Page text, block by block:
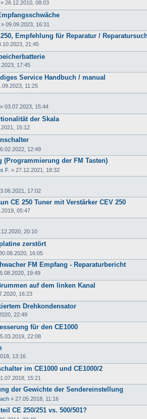
» 26.12.2010, 08:03
» 09.09.2023, 16:31
Empfehlung für Reparatur /
21:45
17:45
Service Handbuch / manual
11:25
» 03.07.2023, 15:44
der Skala
15:12
12:49
(Programmierung der FM Tasten)
F. » 27.12.2021, 18:32
17:02
CE 250 Tuner mit Verstärker CEV 250
05:47
20:10
zerstört
16:05
FM Empfang - Reparaturbericht
19:49
auf dem linken Kanal
16:23
Drehkondensator
22:49
für den CE1000
22:08
13:16
im CE1000 und CE1000/2
15:21
der Gewichte der Sendereinstellung
» 27.05.2018, 11:16
CE 250/251 vs. 500/501?